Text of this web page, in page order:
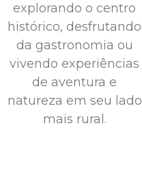
explorando o centro
histórico, desfrutando
da gastronomia ou
vivendo experiências
de aventura e
natureza em seu lado
mais rural.